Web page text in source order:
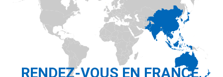
RENDEZ-VOUS EN FRANCE,